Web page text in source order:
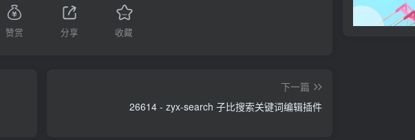
赞赏 分享 收藏
下一篇
26614 - zyx-search 子比搜索关键词编辑插件